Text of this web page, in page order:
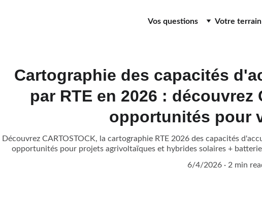
Vos questions Votre terrain
Cartographie des capacités
par RTE en 2026 : découvrez
opportunités pour
Découvrez CARTOSTOCK, la cartographie RTE 2026 des capacités
opportunités pour projets agrivoltaïques et hybrides solaires +
6/4/2026
2 min